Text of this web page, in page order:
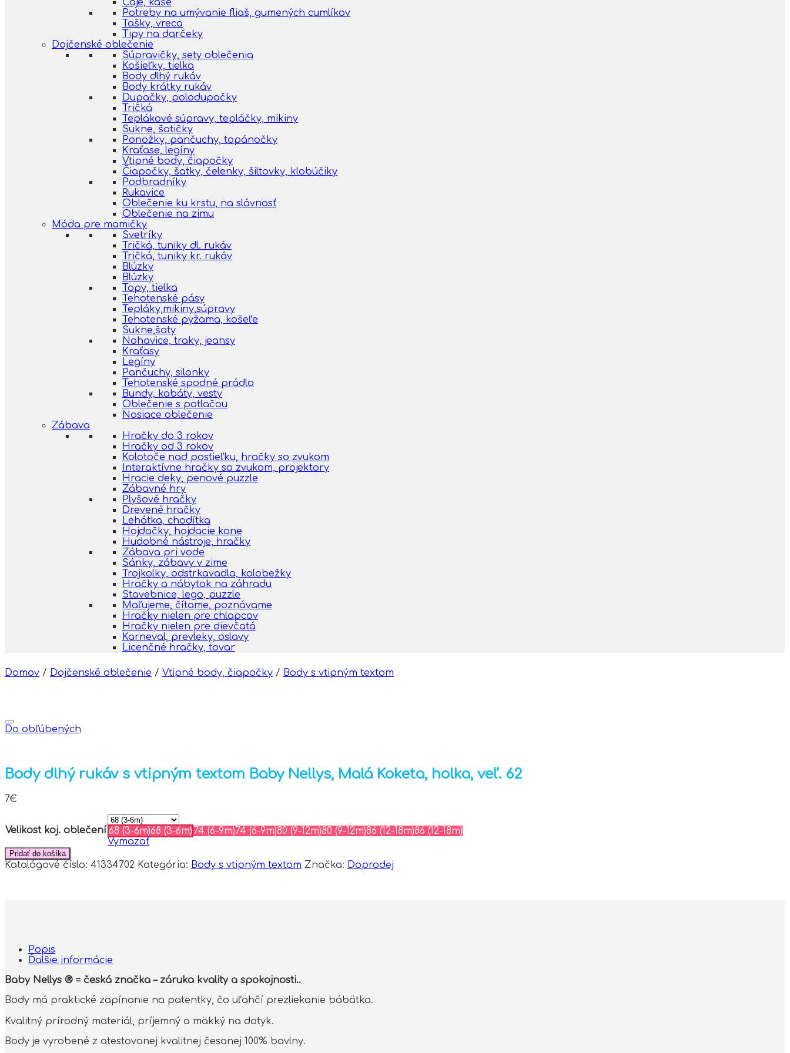
Čaje, kaše
Potreby na umývanie fliaš, gumených cumlíkov
Tašky, vreca
Tipy na darčeky
Dojčenské oblečenie
Súpravičky, sety oblečenia
Košieľky, tielka
Body dlhý rukáv
Body krátky rukáv
Dupačky, polodupačky
Tričká
Teplákové súpravy, tepláčky, mikiny
Sukne, šatičky
Ponožky, pančuchy, topánočky
Kraťase, legíny
Vtipné body, čiapočky
Čiapočky, šatky, čelenky, šiltovky, klobúčiky
Podbradníky
Rukavice
Oblečenie ku krstu, na slávnosť
Oblečenie na zimu
Móda pre mamičky
Svetríky
Tričká, tuniky dl. rukáv
Tričká, tuniky kr. rukáv
Blúzky
Blúzky
Topy, tielka
Tehotenské pásy
Tepláky,mikiny,súpravy
Tehotenské pyžama, košeľe
Sukne,šaty
Nohavice, traky, jeansy
Kraťasy
Legíny
Pančuchy, silonky
Tehotenské spodné prádlo
Bundy, kabáty, vesty
Oblečenie s potlačou
Nosiace oblečenie
Zábava
Hračky do 3 rokov
Hračky od 3 rokov
Kolotoče nad postieľku, hračky so zvukom
Interaktívne hračky so zvukom, projektory
Hracie deky, penové puzzle
Zábavné hry
Plyšové hračky
Drevené hračky
Lehátka, chodítka
Hojdačky, hojdacie kone
Hudobné nástroje, hračky
Zábava pri vode
Sánky, zábavy v zime
Trojkolky, odstrkavadla, kolobežky
Hračky a nábytok na záhradu
Stavebnice, lego, puzzle
Maľujeme, čítame, poznávame
Hračky nielen pre chlapcov
Hračky nielen pre dievčatá
Karneval, prevleky, oslavy
Licenčné hračky, tovar
Domov / Dojčenské oblečenie / Vtipné body, čiapočky / Body s vtipným textom
Do obľúbených
Body dlhý rukáv s vtipným textom Baby Nellys, Malá Koketa, holka, veľ. 62
7€
Velikost koj. oblečení 68 (3-6m)68 (3-6m) 74 (6-9m)74 (6-9m)80 (9-12m)80 (9-12m)86 (12-18m)86 (12-18m)
Vymazať
Pridať do košíka
Katalógové číslo: 41334702 Kategória: Body s vtipným textom Značka: Doprodej
Popis
Ďalšie informácie
Baby Nellys ® = česká značka – záruka kvality a spokojnosti..
Body má praktické zapínanie na patentky, čo uľahčí prezliekanie bábätka.
Kvalitný prírodný materiál, príjemný a mäkký na dotyk.
Body je vyrobené z atestovanej kvalitnej česanej 100% bavlny.